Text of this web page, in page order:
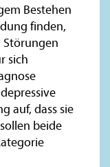
Bestehen
finden,
Störungen
sich
auf, dass sie
beide